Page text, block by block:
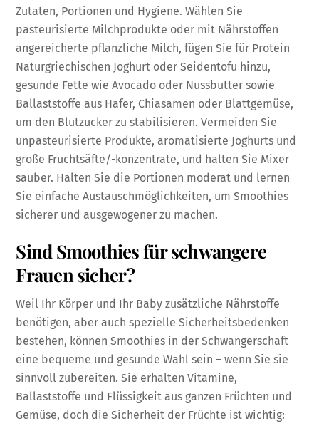
Zutaten, Portionen und Hygiene. Wählen Sie
pasteurisierte Milchprodukte oder mit Nährstoffen
angereicherte pflanzliche Milch, fügen Sie für Protein
Naturgriechischen Joghurt oder Seidentofu hinzu,
gesunde Fette wie Avocado oder Nussbutter sowie
Ballaststoffe aus Hafer, Chiasamen oder Blattgemüse,
um den Blutzucker zu stabilisieren. Vermeiden Sie
unpasteurisierte Produkte, aromatisierte Joghurts und
große Fruchtsäfte/-konzentrate, und halten Sie Mixer
sauber. Halten Sie die Portionen moderat und lernen
Sie einfache Austauschmöglichkeiten, um Smoothies
sicherer und ausgewogener zu machen.
Sind Smoothies für schwangere
Frauen sicher?
Weil Ihr Körper und Ihr Baby zusätzliche Nährstoffe
benötigen, aber auch spezielle Sicherheitsbedenken
bestehen, können Smoothies in der Schwangerschaft
eine bequeme und gesunde Wahl sein – wenn Sie sie
sinnvoll zubereiten. Sie erhalten Vitamine,
Ballaststoffe und Flüssigkeit aus ganzen Früchten und
Gemüse, doch die Sicherheit der Früchte ist wichtig: